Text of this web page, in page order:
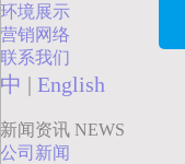
环境展示
营销网络
联系我们
中 | English
新闻资讯 NEWS
公司新闻